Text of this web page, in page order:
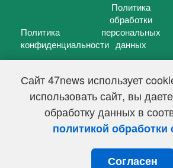
Сайт 47news использует
использовать сайт, вы
обработку данных в
политикой обработки
Согласен
Политика
конфиденциальности
Политика
обработки
персональных
данных
47 новостей (47 news)2005 — 2026 г.
Свидетельство о регистрации СМИ Эл №
Федеральной службой по надзору в сфере
информационных технологий и массовых